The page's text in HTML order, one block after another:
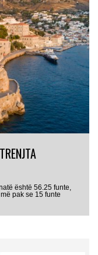
është 56.25 funte,
pak se 15 funte